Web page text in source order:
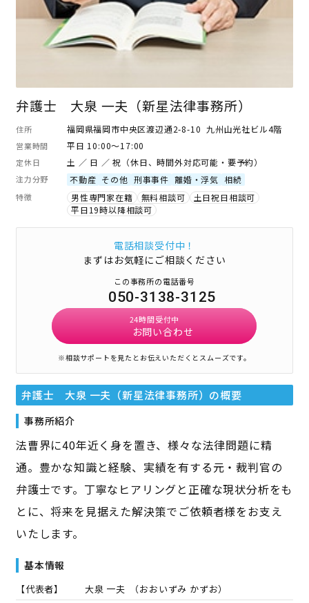
弁護士 大泉 一夫（新星法律事務所）
住所 福岡県福岡市中央区渡辺通2-8-10 九州山光社ビル4階
営業時間 平日 10:00～17:00
定休日 土 ／ 日 ／ 祝（休日、時間外対応可能・要予約）
注力分野 不動産 その他 刑事事件 離婚・浮気 相続
特徴 男性専門家在籍 無料相談可
土日祝日相談可
平日19時以降相談可
電話相談受付中！
まずはお気軽にご相談ください
この事務所の電話番号
050-3138-3125
24時間受付中
お問い合わせ
※相談サポートを見たとお伝えいただくとスムーズです。
弁護士 大泉 一夫（新星法律事務所） の概要
事務所紹介
法曹界に40年近く身を置き、様々な法律問題に精
通。豊かな知識と経験、実績を有する元・裁判官の
弁護士です。丁寧なヒアリングと正確な現状分析をも
とに、将来を見据えた解決策でご依頼者様をお支え
いたします。
基本情報
【代表者】 大泉 一夫 （おおいずみ かずお）